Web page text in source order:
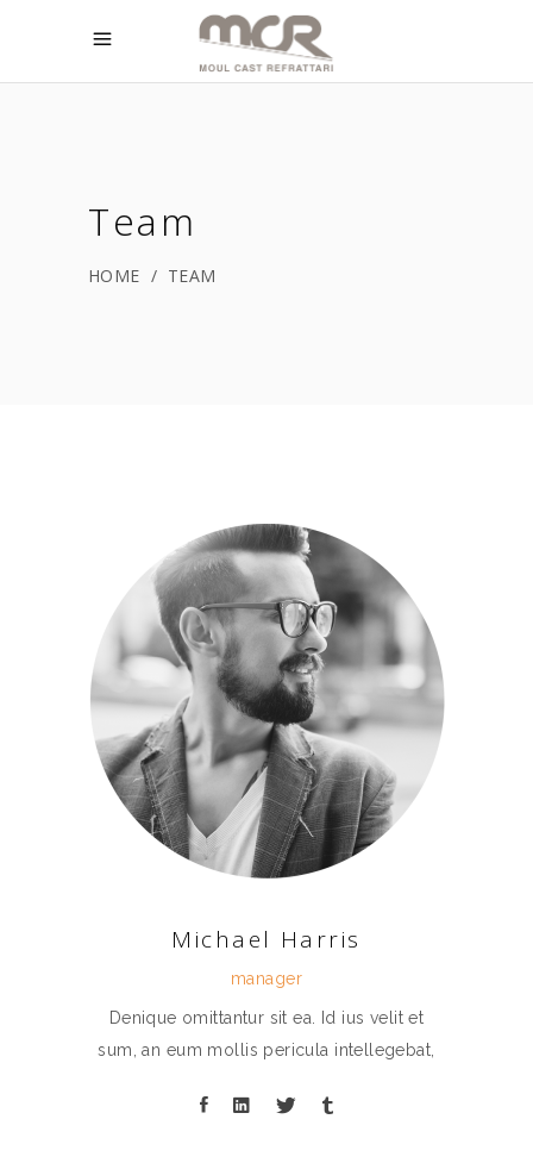
Team
HOME / TEAM
Michael Harris
manager
Denique omittantur sit ea. Id ius velit et
sum, an eum mollis pericula intellegebat,